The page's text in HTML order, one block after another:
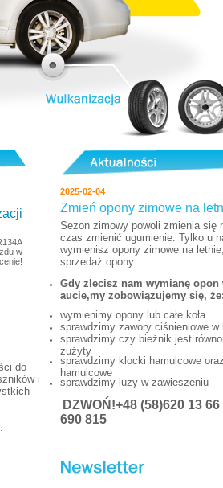
w
do
i
2025-02-04
Zmień opony zimowe na
Sezon zimowy powoli zmienia się
czas zmienić ugumienie. Tylko u
wymienisz opony zimowe na
sprzedaż opony.
Gdy zlecisz nam wymianę opon
aucie,my zobowiązujemy się, że:
wymienimy opony lub całe koła
sprawdzimy zawory ciśnieniowe w
sprawdzimy czy bieżnik jest
zużyty
sprawdzimy klocki hamulcowe
hamulcowe
sprawdzimy luzy w zawieszeniu
DZWOŃ !+48 (58)620 13 66
690 815